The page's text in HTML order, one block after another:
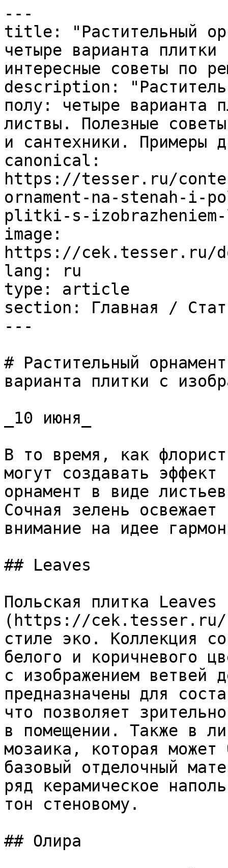
---
title: "Растительный
четыре варианта
интересные советы по
description:
полу: четыре варианта
листвы. Полезные
и сантехники. Примеры
canonical:
https://tesser.ru/
ornament-na-stenah-i-
plitki-s-
image:
https://cek.tesser.ru/
lang: ru
type: article
section: Главная /
---
# Растительный
варианта плитки с
_10 июня_
В то время, как
могут создавать эффект
орнамент в виде
Сочная зелень
внимание на идее
## Leaves
Польская плитка
(https://cek.tesser.ru/
стиле эко. Коллекция
белого и коричневого
с изображением ветвей
предназначены для
что позволяет
в помещении. Также в
мозаика, которая может
базовый отделочный
ряд керамическое
тон стеновому.
## Олира